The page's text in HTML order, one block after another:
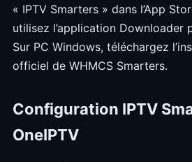
« IPTV Smarters » dans l’App
utilisez l’application Downloader
Sur PC Windows, téléchargez
officiel de WHMCS Smarters.
Configuration IPTV
OneIPTV